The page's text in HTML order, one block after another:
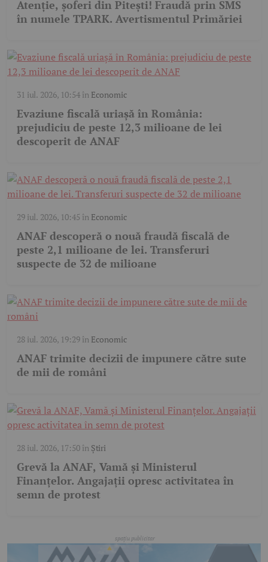
Atenție, șoferi din Pitești! Fraudă prin SMS
în numele TPARK. Avertismentul Primăriei
31 iul. 2026, 10:54în Economic
Evaziune fiscală uriașă în România:
prejudiciu de peste 12,3 milioane de lei
descoperit de ANAF
29 iul. 2026, 10:45 în Economic
ANAF descoperă o nouă fraudă fiscală de
peste 2,1 milioane de lei. Transferuri
suspecte de 32 de milioane
28 iul. 2026, 19:29în Economic
ANAF trimite decizii de impunere către sute
de mii de români
28 iul. 2026, 17:50în Știri
Grevă la ANAF, Vamă și Ministerul
Finanțelor. Angajații opresc activitatea în
semn de protest